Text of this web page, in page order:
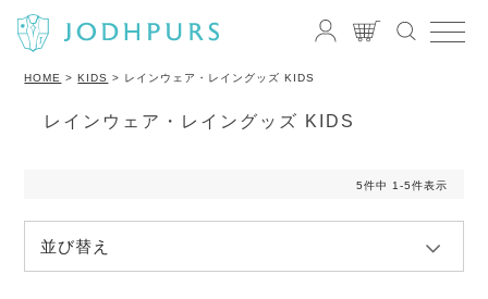
HOME KIDS レインウェア・レイングッズ KIDS
レインウェア・レイングッズ KIDS
並び替え
5件中 1 -5件表示